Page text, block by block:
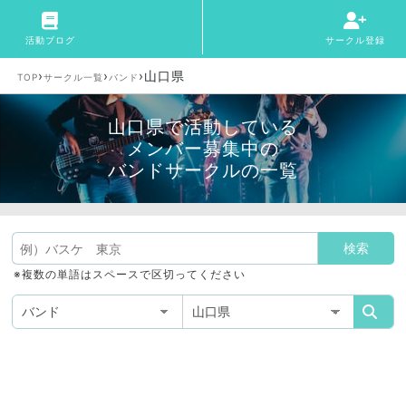
活動ブログ サークル登録
TOP›サークル一覧 › バンド ›山口県
山口県で活動している
メンバー募集中の
バンドサークルの一覧
※複数の単語はスペースで区切ってください